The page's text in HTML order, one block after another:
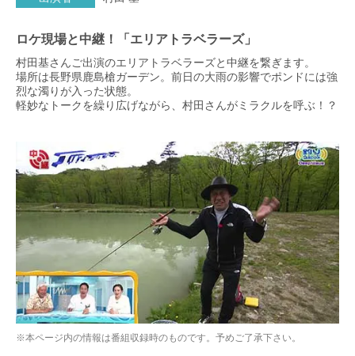
ロケ現場と中継！「エリアトラベラーズ」
村田基さんご出演のエリアトラベラーズと中継を繋ぎます。
場所は長野県鹿島槍ガーデン。前日の大雨の影響でポンドには強
烈な濁りが入った状態。
軽妙なトークを繰り広げながら、村田さんがミラクルを呼ぶ！？
※本ページ内の情報は番組収録時のものです。予めご了承下さい。